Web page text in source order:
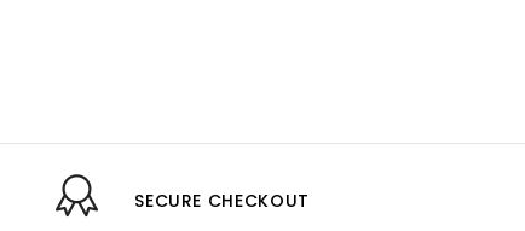
SECURE CHECKOUT